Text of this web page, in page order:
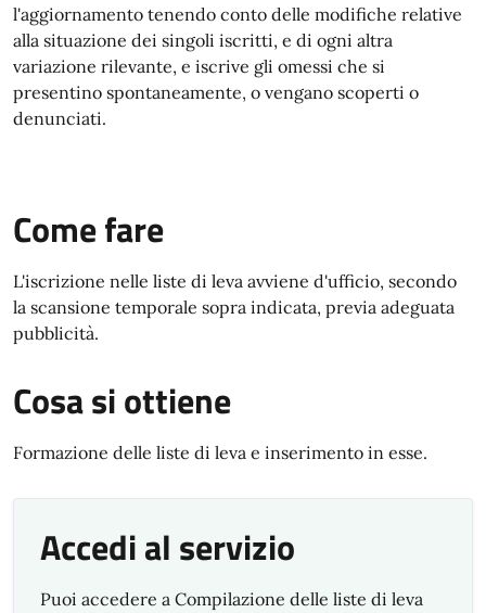
l'aggiornamento tenendo conto delle modifiche relative
alla situazione dei singoli iscritti, e di ogni altra
variazione rilevante, e iscrive gli omessi che si
presentino spontaneamente, o vengano scoperti o
denunciati.
Come fare
L'iscrizione nelle liste di leva avviene d'ufficio, secondo
la scansione temporale sopra indicata, previa adeguata
pubblicità.
Cosa si ottiene
Formazione delle liste di leva e inserimento in esse.
Accedi al servizio
Puoi accedere a Compilazione delle liste di leva